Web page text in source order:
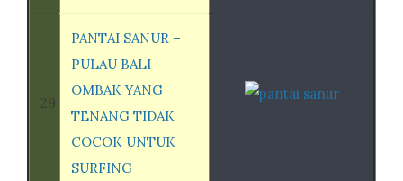
29
PANTAI SANUR –
PULAU BALI
OMBAK YANG
TENANG TIDAK
COCOK UNTUK
SURFING